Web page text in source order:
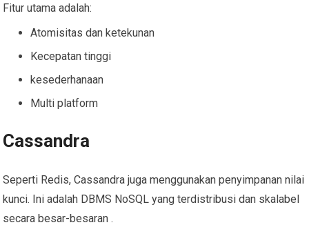
Fitur utama adalah:
Atomisitas dan ketekunan
Kecepatan tinggi
kesederhanaan
Multi platform
Cassandra
Seperti Redis, Cassandra juga menggunakan penyimpanan nilai
kunci. Ini adalah DBMS NoSQL yang terdistribusi dan skalabel
secara besar-besaran .